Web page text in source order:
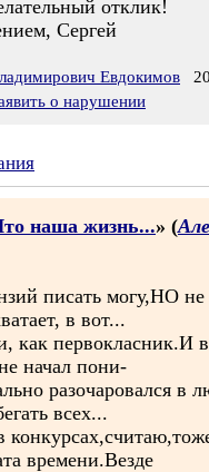
отклик!
Сергей
Евдокимов
о нарушении
наша жизнь...» (
писать могу,НО не
в вот...
как первокласник.И
начал пони-
разочаровался в
всех...
времени.Везде